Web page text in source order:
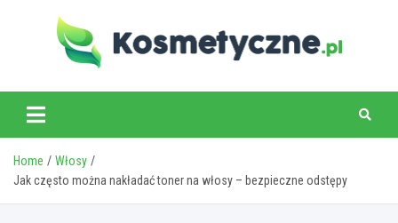
www.kosmetyczne.pl
Home
Włosy
Jak często można nakładać toner na włosy – bezpieczne odstępy